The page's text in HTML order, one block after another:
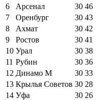
6
Арсенал 30 46
7
Оренбург 30 43
8
Ахмат 30 42
9
Ростов 30 41
10 Урал 30 38
11 Рубин 30 36
12 Динамо М 30 33
13 Крылья Советов 30 28
14 Уфа 30 26